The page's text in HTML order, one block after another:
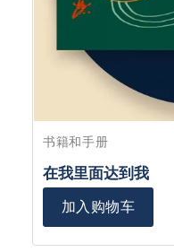
书籍和手册
在我里面达到我
加入购物车